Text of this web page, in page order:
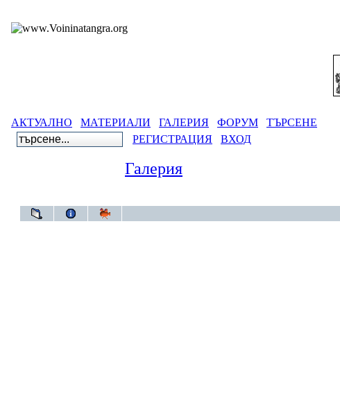
АКТУАЛНО МАТЕРИАЛИ ГАЛЕРИЯ ФОРУМ
ТЪРСЕНЕ
РЕГИСТРАЦИЯ
ВХОД
Галерия